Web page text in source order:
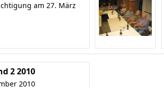
am 27. März
2 2010
2010